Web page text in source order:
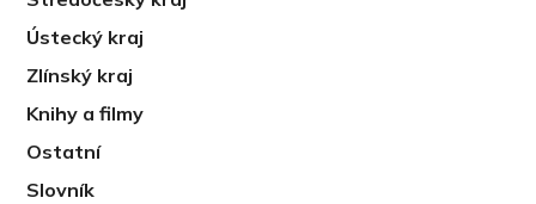
Ústecký kraj
Zlínský kraj
Knihy a filmy
Ostatní
Slovník